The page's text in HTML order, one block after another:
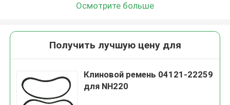
Осмотрите больше
Получить лучшую цену для
Клиновой ремень 04121-22259
для NH220